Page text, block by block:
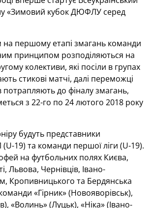
«Зимовий кубок ДЮФЛУ серед
першому етапі змагань команди
принципом розподіляються на
колективи, які посіли в групах
стикові матчі, далі переможці
потрапляють до фіналу змагань,
з 22-го по 24 лютого 2018 року
будуть представники
19) та команди першої ліги (U-19).
на футбольних полях Києва,
Львова, Чернівців, Івано-
Кропивницького та Бердянська
«Гірник» (Новояворівськ),
«Волинь» (Луцьк), «Ніка» (Івано-